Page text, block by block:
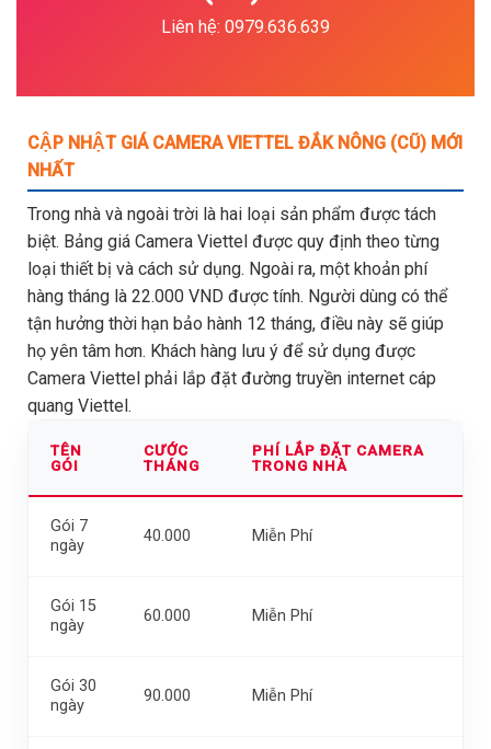
Liên hệ: 0979.636.639
CẬP NHẬT GIÁ CAMERA VIETTEL ĐẮK NÔNG (CŨ) MỚI
NHẤT
Trong nhà và ngoài trời là hai loại sản phẩm được tách
biệt. Bảng giá Camera Viettel được quy định theo từng
loại thiết bị và cách sử dụng. Ngoài ra, một khoản phí
hàng tháng là 22.000 VND được tính. Người dùng có thể
tận hưởng thời hạn bảo hành 12 tháng, điều này sẽ giúp
họ yên tâm hơn. Khách hàng lưu ý để sử dụng được
Camera Viettel phải lắp đặt đường truyền internet cáp
quang Viettel.
TÊN
GÓI
CƯỚC
THÁNG
PHÍ LẮP ĐẶT CAMERA
TRONG NHÀ
Gói 7
ngày
40.000 Miễn Phí
Gói 15
ngày
60.000 Miễn Phí
Gói 30
ngày
90.000 Miễn Phí